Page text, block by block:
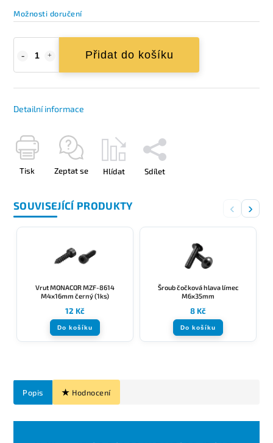
Možnosti doručení
Přidat do košíku
Detailní informace
Tisk Zeptat se Hlídat Sdílet
SOUVISEJÍCÍ PRODUKTY ‹ ›
Vrut MONACOR MZF-8614
M4x16mm černý (1ks)
12 Kč
Do košíku
Šroub čočková hlava límec
M6x35mm
8 Kč
Do košíku
Popis Hodnocení